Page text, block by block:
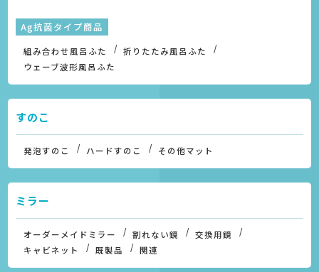
Ag抗菌タイプ商品
組み合わせ風呂ふた
折りたたみ風呂ふた
ウェーブ波形風呂ふた
すのこ
発泡すのこ ハードすのこ その他マット
ミラー
オーダーメイドミラー 割れない鏡
交換用鏡
キャビネット
既製品 関連